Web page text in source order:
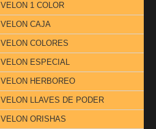
VELON 1 COLOR
VELON CAJA
VELON COLORES
VELON ESPECIAL
VELON HERBOREO
VELON LLAVES DE PODER
VELON ORISHAS